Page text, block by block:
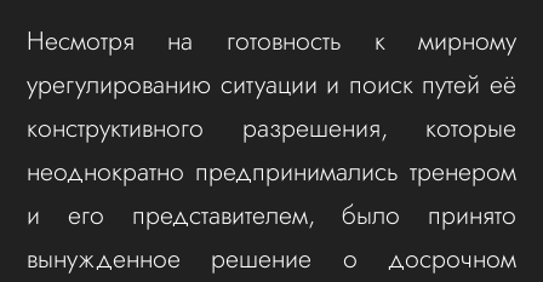
Несмотря на готовность к мирному
урегулированию ситуации и поиск путей её
конструктивного разрешения, которые
неоднократно предпринимались тренером
и его представителем, было принято
вынужденное решение о досрочном